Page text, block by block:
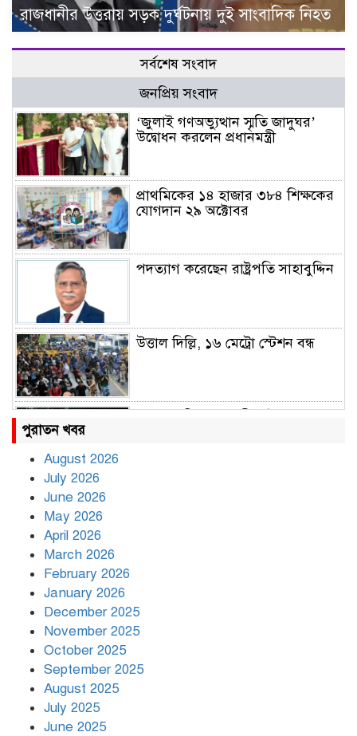
রাজধানীর উত্তরায় সড়ক দুর্ঘটনায় দুই সাংবাদিক নিহত
সর্বশেষ সংবাদ
জনপ্রিয় সংবাদ
‘জুলাই গণঅভ্যুত্থান স্মৃতি জাদুঘর’
উদ্বোধন করলেন প্রধানমন্ত্রী
প্রাথমিকের ১৪ হাজার ৩৮৪ শিক্ষকের
যোগদান ২৯ অক্টোবর
পদত্যাগ করেছেন রাষ্ট্রপতি সাহাবুদ্দিন
উত্তাল দিল্লি, ১৬ মেট্রো স্টেশন বন্ধ
বৃষ্টি থামার নাম নেই, পথে পথে
পুরাতন খবর
August 2026
July 2026
June 2026
May 2026
April 2026
March 2026
February 2026
January 2026
December 2025
November 2025
October 2025
September 2025
August 2025
July 2025
June 2025